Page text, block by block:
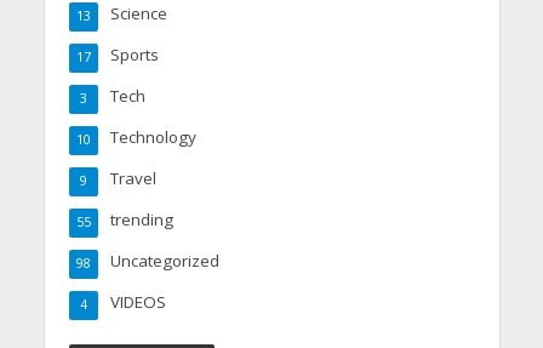
Science
13
Sports
17
Tech
3
Technology
10
Travel
9
trending
55
Uncategorized
98
VIDEOS
4